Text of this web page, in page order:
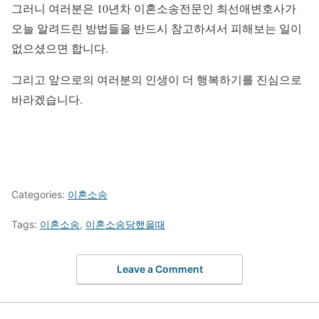
그러니 여러분은 10년차 이혼소송전문인 최선애변호사가
오늘 알려드린 방법들을 반드시 참고하셔서 피해보는 일이
없으셨으면 합니다.
그리고 앞으로의 여러분의 인생이 더 행복하기를 진심으로
바라겠습니다.
Categories: 이혼소송
Tags: 이혼소송, 이혼소송당했을때
Leave a Comment